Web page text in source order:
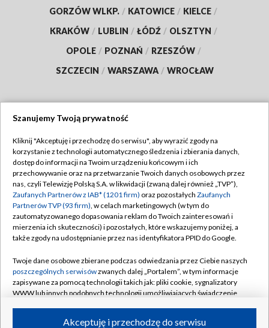
GORZÓW WLKP. / KATOWICE / KIELCE /
KRAKÓW / LUBLIN / ŁÓDŹ / OLSZTYN /
OPOLE / POZNAŃ / RZESZÓW /
SZCZECIN / WARSZAWA / WROCŁAW
TVP
Abonament TVP
Emisja w TVP
Centrum informacji TVP
Naziemna Telewizja Cyfrowa
Rada Programowa
System NOS
Informacje o nadawcy
Regulamin TVP
Polityka prywatności
Moje zgody
Pomoc
Kontakt
Kanały
Szanujemy Twoją prywatność
Kliknij "Akceptuję i przechodzę do serwisu", aby wyrazić zgody na
korzystanie z technologii automatycznego śledzenia i zbierania danych,
dostęp do informacji na Twoim urządzeniu końcowym i ich
przechowywanie oraz na przetwarzanie Twoich danych osobowych przez
nas, czyli Telewizję Polską S.A. w likwidacji (zwaną dalej również „TVP”),
Zaufanych Partnerów z IAB* (1201 firm) oraz pozostałych Zaufanych
Partnerów TVP (93 firm), w celach marketingowych (w tym do
zautomatyzowanego dopasowania reklam do Twoich zainteresowań i
mierzenia ich skuteczności) i pozostałych, które wskazujemy poniżej, a
także zgody na udostępnianie przez nas identyfikatora PPID do Google.
Twoje dane osobowe zbierane podczas odwiedzania przez Ciebie naszych
poszczególnych serwisówzwanych dalej „Portalem”, w tym informacje
zapisywane za pomocą technologii takich jak: pliki cookie, sygnalizatory
WWW lub innych podobnych technologii umożliwiających świadczenie
ruchu w Internecie.Akceptuję i przechodzę do serwisu